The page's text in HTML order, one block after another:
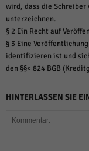
wird, dass die Schreiber
unterzeichnen.
§ 2 Ein Recht auf
§ 3 Eine
identifizieren ist und
den §§< 824 BGB
HINTERLASSEN SIE